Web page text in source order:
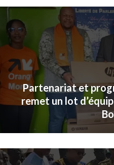
Partenariat et
remet un lot